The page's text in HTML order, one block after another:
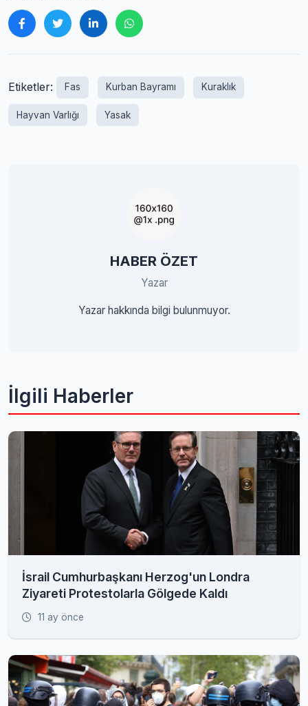
Etiketler: Fas Kurban Bayramı Kuraklık
Hayvan Varlığı Yasak
HABER ÖZET
Yazar
Yazar hakkında bilgi bulunmuyor.
İlgili Haberler
İsrail Cumhurbaşkanı Herzog'un Londra
Ziyareti Protestolarla Gölgede Kaldı
11 ay önce